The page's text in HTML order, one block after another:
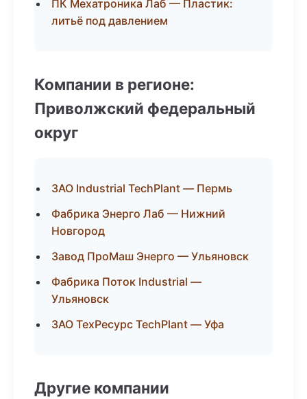
ПК Мехатроника Лаб — Пластик:
литьё под давлением
Компании в регионе:
Приволжский федеральный
округ
ЗАО Industrial TechPlant — Пермь
Фабрика Энерго Лаб — Нижний
Новгород
Завод ПроМаш Энерго — Ульяновск
Фабрика Поток Industrial —
Ульяновск
ЗАО ТехРесурс TechPlant — Уфа
Другие компании